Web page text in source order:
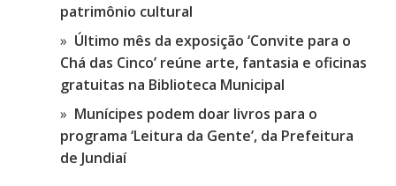
patrimônio cultural
Último mês da exposição ‘Convite para o
Chá das Cinco’ reúne arte, fantasia e oficinas
gratuitas na Biblioteca Municipal
Munícipes podem doar livros para o
programa ‘Leitura da Gente’, da Prefeitura
de Jundiaí